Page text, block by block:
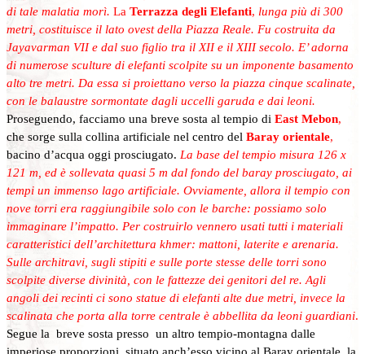
di tale malatia morì. La Terrazza degli Elefanti, lunga più di 300
metri, costituisce il lato ovest della Piazza Reale. Fu costruita da
Jayavarman VII e dal suo figlio tra il XII e il XIII secolo. E’ adorna
di numerose sculture di elefanti scolpite su un imponente basamento
alto tre metri. Da essa si proiettano verso la piazza cinque scalinate,
con le balaustre sormontate dagli uccelli garuda e dai leoni.
Proseguendo, facciamo una breve sosta al tempio di East Mebon,
che sorge sulla collina artificiale nel centro del Baray orientale,
bacino d’acqua oggi prosciugato. La base del tempio misura 126 x
121 m, ed è sollevata quasi 5 m dal fondo del baray prosciugato, ai
tempi un immenso lago artificiale. Ovviamente, allora il tempio con
nove torri era raggiungibile solo con le barche: possiamo solo
immaginare l’impatto. Per costruirlo vennero usati tutti i materiali
caratteristici dell’architettura khmer: mattoni, laterite e arenaria.
Sulle architravi, sugli stipiti e sulle porte stesse delle torri sono
scolpite diverse divinità, con le fattezze dei genitori del re. Agli
angoli dei recinti ci sono statue di elefanti alte due metri, invece la
scalinata che porta alla torre centrale è abbellita da leoni guardiani.
Segue la breve sosta presso un altro tempio-montagna dalle
imperiose proporzioni, situato anch’esso vicino al Baray orientale, la